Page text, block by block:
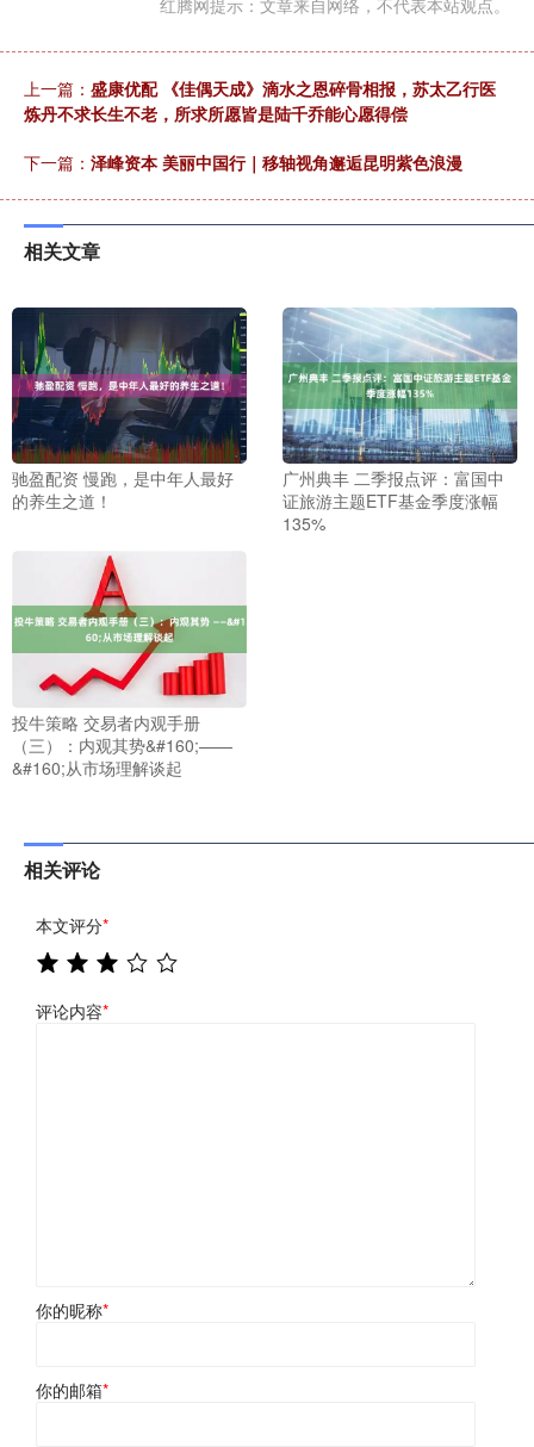
红腾网提示：文章来自网络，不代表本站观点。
上一篇： 盛康优配 《佳偶天成》滴水之恩碎骨相报，苏太乙行医
炼丹不求长生不老，所求所愿皆是陆千乔能心愿得偿
下一篇： 泽峰资本 美丽中国行｜移轴视角邂逅昆明紫色浪漫
相关文章
驰盈配资 慢跑，是中年人最好
的养生之道！
广州典丰 二季报点评：富国中
证旅游主题ETF基金季度涨幅
135%
投牛策略 交易者内观手册
（三）：内观其势&#160;——
&#160;从市场理解谈起
相关评论
本文评分*
评论内容*
你的昵称*
你的邮箱*